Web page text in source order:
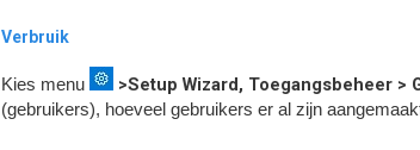
Verbruik
Kies menu >Setup Wizard, Toegangsbeheer >
(gebruikers), hoeveel gebruikers er al zijn